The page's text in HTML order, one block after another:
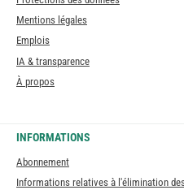
Mentions légales
Emplois
IA & transparence
À propos
INFORMATIONS
Abonnement
Informations relatives à l'élimination